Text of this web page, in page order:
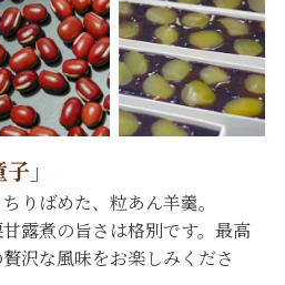
」
りばめた、粒あん羊羹。
露煮の旨さは格別です。最高
沢な風味をお楽しみくださ